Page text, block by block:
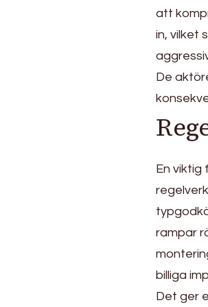
att
in, vilket
De
En viktig
rampar
billiga
Det ger